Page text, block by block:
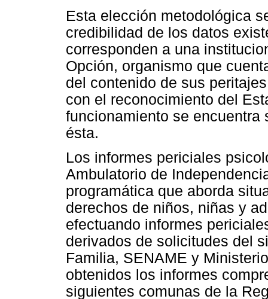
Esta elección metodológica
credibilidad de los datos
corresponden a una
Opción, organismo que
del contenido de sus
con el reconocimiento del
funcionamiento se encuentra
ésta.
Los informes periciales
Ambulatorio de
programática que aborda
derechos de niños, niñas y
efectuando informes
derivados de solicitudes del
Familia, SENAME y
obtenidos los informes
siguientes comunas de la